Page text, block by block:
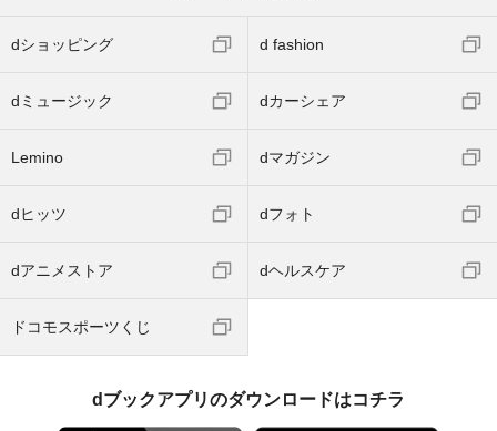
dショッピング d fashion
dミュージック dカーシェア
Lemino dマガジン
dヒッツ dフォト
dアニメストア dヘルスケア
ドコモスポーツくじ
dブックアプリのダウンロードはコチラ